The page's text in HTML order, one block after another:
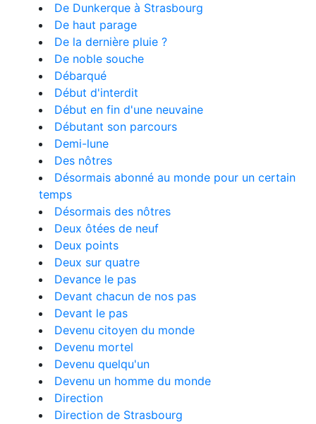
De Dunkerque à Strasbourg
De haut parage
De la dernière pluie ?
De noble souche
Débarqué
Début d'interdit
Début en fin d'une neuvaine
Débutant son parcours
Demi-lune
Des nôtres
Désormais abonné au monde pour un certain
temps
Désormais des nôtres
Deux ôtées de neuf
Deux points
Deux sur quatre
Devance le pas
Devant chacun de nos pas
Devant le pas
Devenu citoyen du monde
Devenu mortel
Devenu quelqu'un
Devenu un homme du monde
Direction
Direction de Strasbourg